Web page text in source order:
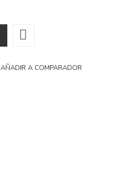
AÑADIR A COMPARADOR